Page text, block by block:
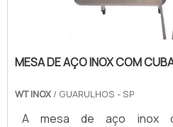
MESA DE AÇO INOX COM
WT INOX / GUARULHOS - SP
A mesa de aço inox